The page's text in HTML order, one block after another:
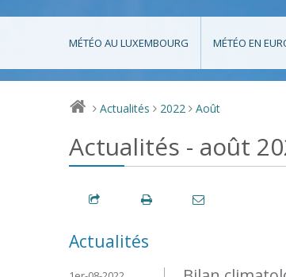
MÉTÉO AU LUXEMBOURG MÉTÉO EN
> Actualités > 2022 > Août
Actualités - août
Actualités